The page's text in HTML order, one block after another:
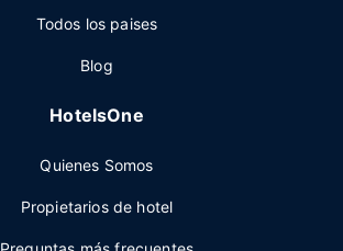
Todos los paises
Blog
HotelsOne
Quienes Somos
Propietarios de hotel